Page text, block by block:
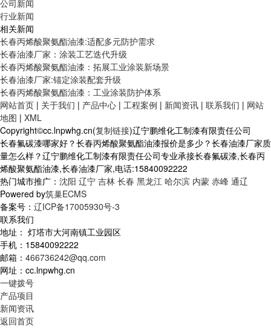
公司新闻
行业新闻
相关新闻
长春丙烯酸聚氨酯油漆:适配多元防护需求
长春油漆厂家：涂装工艺迭代升级
长春丙烯酸聚氨酯油漆：拓展工业涂装新场景
长春油漆厂家:锚定涂装配套升级
长春丙烯酸聚氨酯油漆：工业涂装防护体系
网站首页 | 关于我们 | 产品中心 | 工程案例 | 新闻资讯 | 联系我们 | 网站
地图 | XML
Copyright©cc.lnpwhg.cn(复制链接)辽宁鹏维化工制漆有限责任公司
长春氟碳漆哪家好？长春丙烯酸聚氨酯油漆报价是多少？长春油漆厂家质
量怎么样？辽宁鹏维化工制漆有限责任公司专业承接长春氟碳漆,长春丙
烯酸聚氨酯油漆,长春油漆厂家,电话:15840092222
热门城市推广： 沈阳 辽宁 吉林 长春 黑龙江 哈尔滨 内蒙 赤峰 通辽
Powered by筑巢ECMS
备案号： 辽ICP备17005930号-3
联系我们
地址： 灯塔市大河南镇工业园区
手机：15840092222
邮箱： 466736242@qq.com
网址：cc.lnpwhg.cn
一键拨号
产品项目
新闻资讯
返回首页